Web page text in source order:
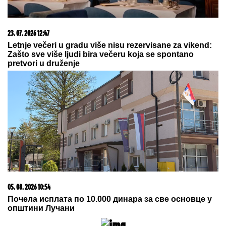
banke
20. 07. 2026 08:04
REGISTRUJ SE UZ PROMO KOD CASINO Preuzmi
1500 BESPLATNIH SPINOVA